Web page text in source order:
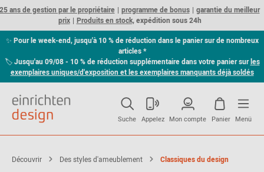
ans de gestion par le propriétaire programme de bonus
garantie du meilleur
prix
Produits en stock,expédition sous 24h
✨ Pour le week-end, jusqu'à 10 % de réduction dans le panier sur de nombreux
articles *
🏷Jusqu'au 09/08 - 10 % de réduction supplémentaire dans votre panier surles
exemplaires uniques/d'exposition et les exemplaires manquants déjà soldés
Suche Appelez Mon compte Panier Menü
Découvrir Des styles d'ameublement Classiques du design